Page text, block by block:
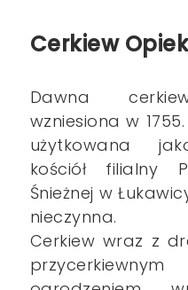
Cerkiew
Dawna
wzniesiona w
użytkowana
kościół filialny
Śnieżnej w
nieczynna.
Cerkiew wraz z